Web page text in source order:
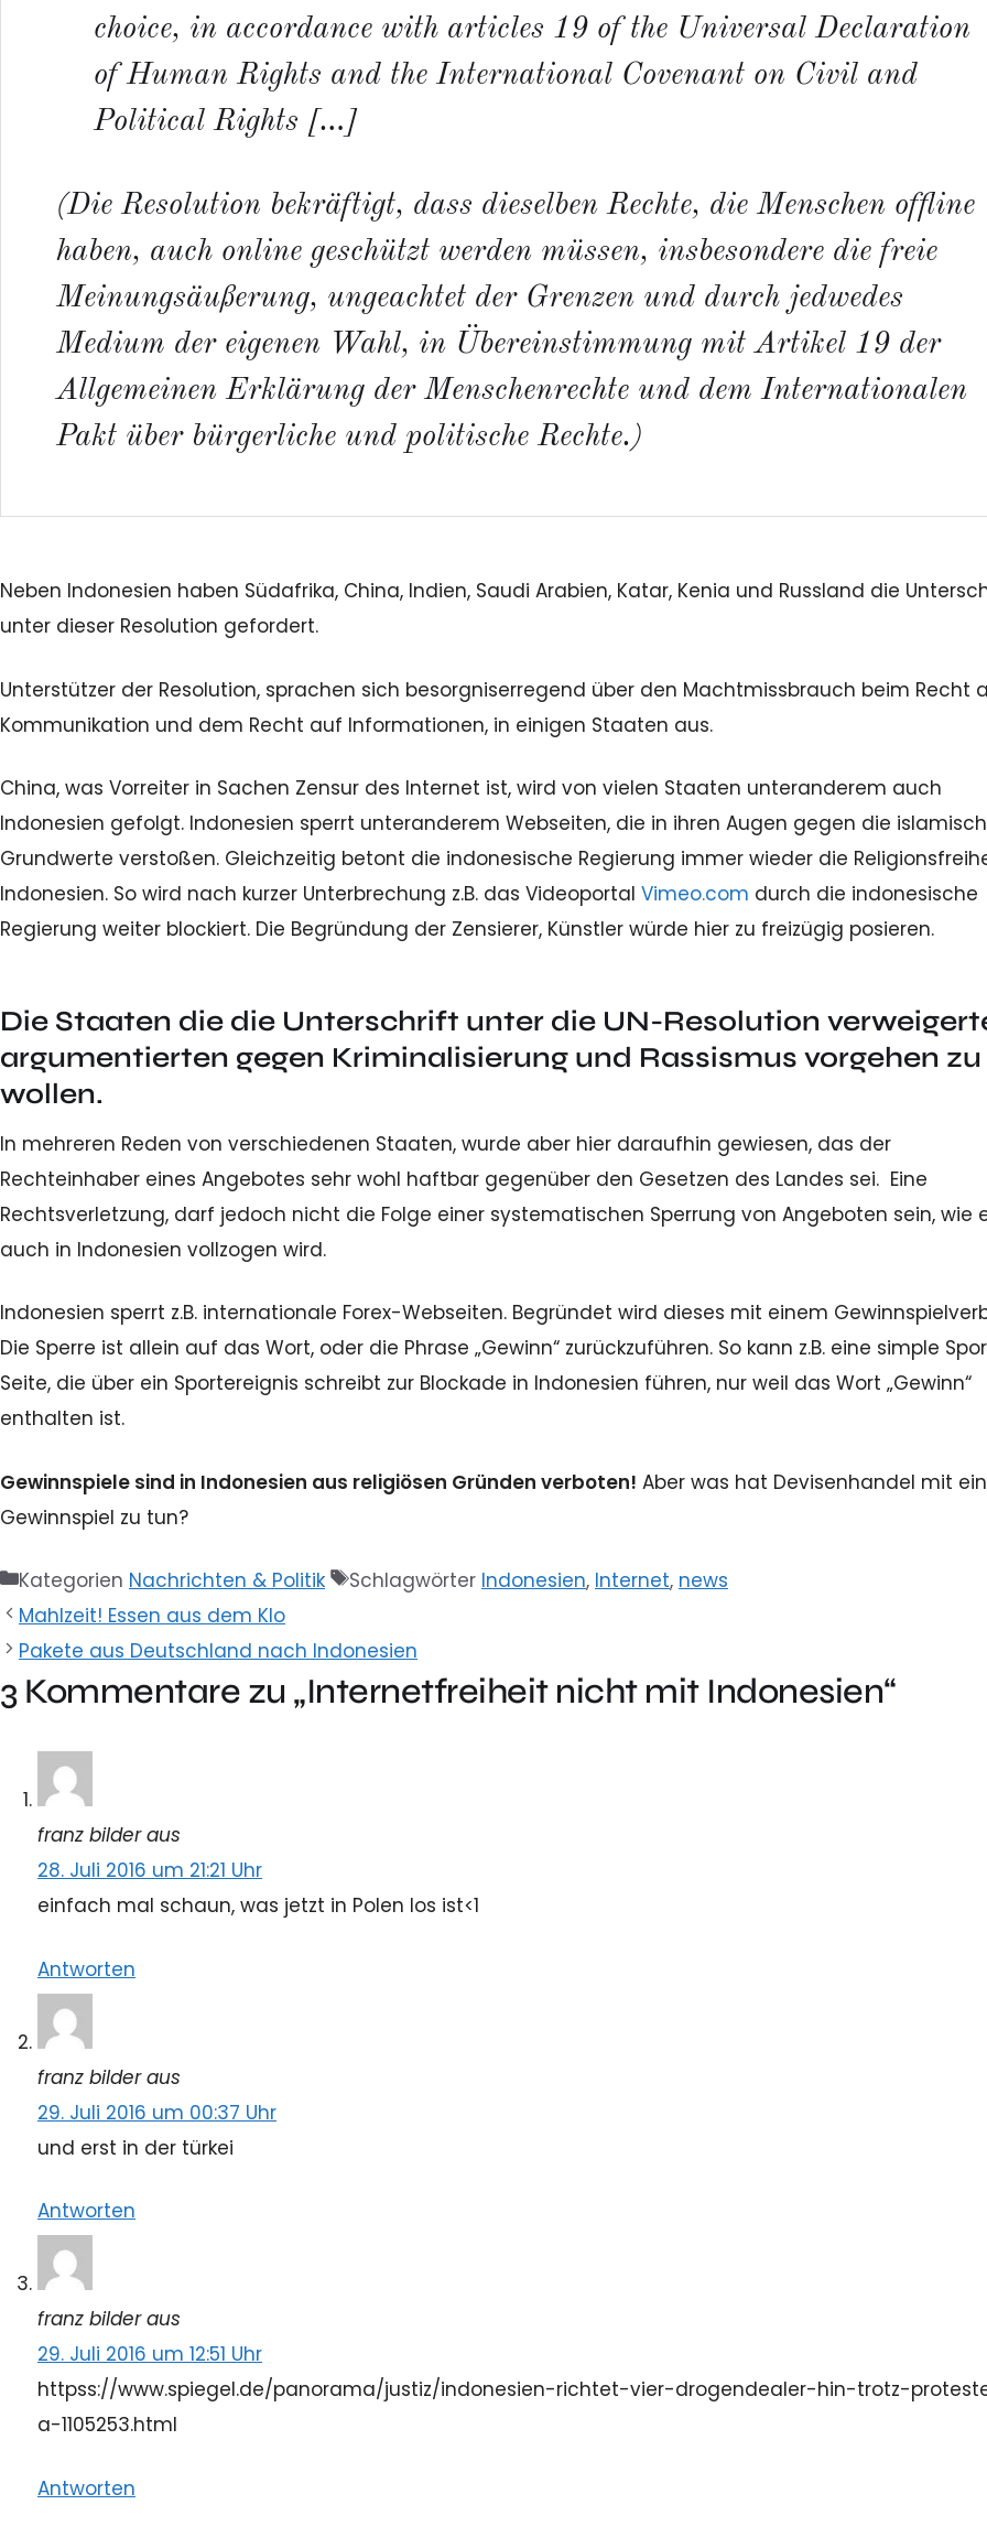
choice, in accordance with articles 19 of the Universal Declaration
of Human Rights and the International Covenant on Civil and
Political Rights […]
(Die Resolution bekräftigt, dass dieselben Rechte, die Menschen offline
haben, auch online geschützt werden müssen, insbesondere die freie
Meinungsäußerung, ungeachtet der Grenzen und durch jedwedes
Medium der eigenen Wahl, in Übereinstimmung mit Artikel 19 der
Allgemeinen Erklärung der Menschenrechte und dem Internationalen
Pakt über bürgerliche und politische Rechte.)
Neben Indonesien haben Südafrika, China, Indien, Saudi Arabien, Katar, Kenia und Russland die
unter dieser Resolution gefordert.
Unterstützer der Resolution, sprachen sich besorgniserregend über den Machtmissbrauch beim Recht
Kommunikation und dem Recht auf Informationen, in einigen Staaten aus.
China, was Vorreiter in Sachen Zensur des Internet ist, wird von vielen Staaten unteranderem auch
Indonesien gefolgt. Indonesien sperrt unteranderem Webseiten, die in ihren Augen gegen die
Grundwerte verstoßen. Gleichzeitig betont die indonesische Regierung immer wieder die
Indonesien. So wird nach kurzer Unterbrechung z.B. das Videoportal Vimeo.com durch die indonesische
Regierung weiter blockiert. Die Begründung der Zensierer, Künstler würde hier zu freizügig posieren.
Die Staaten die die Unterschrift unter die UN-Resolution
argumentierten gegen Kriminalisierung und Rassismus vorgehen zu
wollen.
In mehreren Reden von verschiedenen Staaten, wurde aber hier daraufhin gewiesen, das der
Rechteinhaber eines Angebotes sehr wohl haftbar gegenüber den Gesetzen des Landes sei. Eine
Rechtsverletzung, darf jedoch nicht die Folge einer systematischen Sperrung von Angeboten sein, wie
auch in Indonesien vollzogen wird.
Indonesien sperrt z.B. internationale Forex-Webseiten. Begründet wird dieses mit einem
Die Sperre ist allein auf das Wort, oder die Phrase „Gewinn“ zurückzuführen. So kann z.B. eine simple
Seite, die über ein Sportereignis schreibt zur Blockade in Indonesien führen, nur weil das Wort „Gewinn“
enthalten ist.
Gewinnspiele sind in Indonesien aus religiösen Gründen verboten! Aber was hat Devisenhandel mit
Gewinnspiel zu tun?
Kategorien Nachrichten & Politik Schlagwörter Indonesien, Internet, news
Mahlzeit! Essen aus dem Klo
Pakete aus Deutschland nach Indonesien
3 Kommentare zu „Internetfreiheit nicht mit Indonesien“
franz bilder aus
28. Juli 2016 um 21:21 Uhr
einfach mal schaun, was jetzt in Polen los ist<1
Antworten
franz bilder aus
29. Juli 2016 um 00:37 Uhr
und erst in der türkei
Antworten
franz bilder aus
29. Juli 2016 um 12:51 Uhr
httpss://www.spiegel.de/panorama/justiz/indonesien-richtet-vier-drogendealer-hin-trotz-
a-1105253.html
Antworten